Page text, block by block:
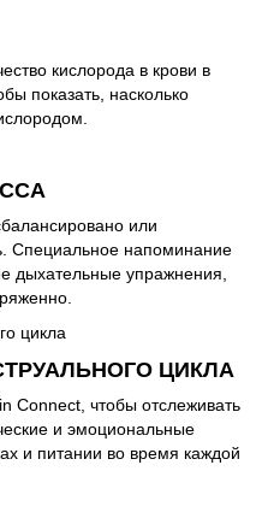
кислорода в крови в
показать, насколько
или
Специальное напоминание
дыхательные упражнения,
ЦИКЛА
Connect, чтобы отслеживать
и эмоциональные
и питании во время каждой